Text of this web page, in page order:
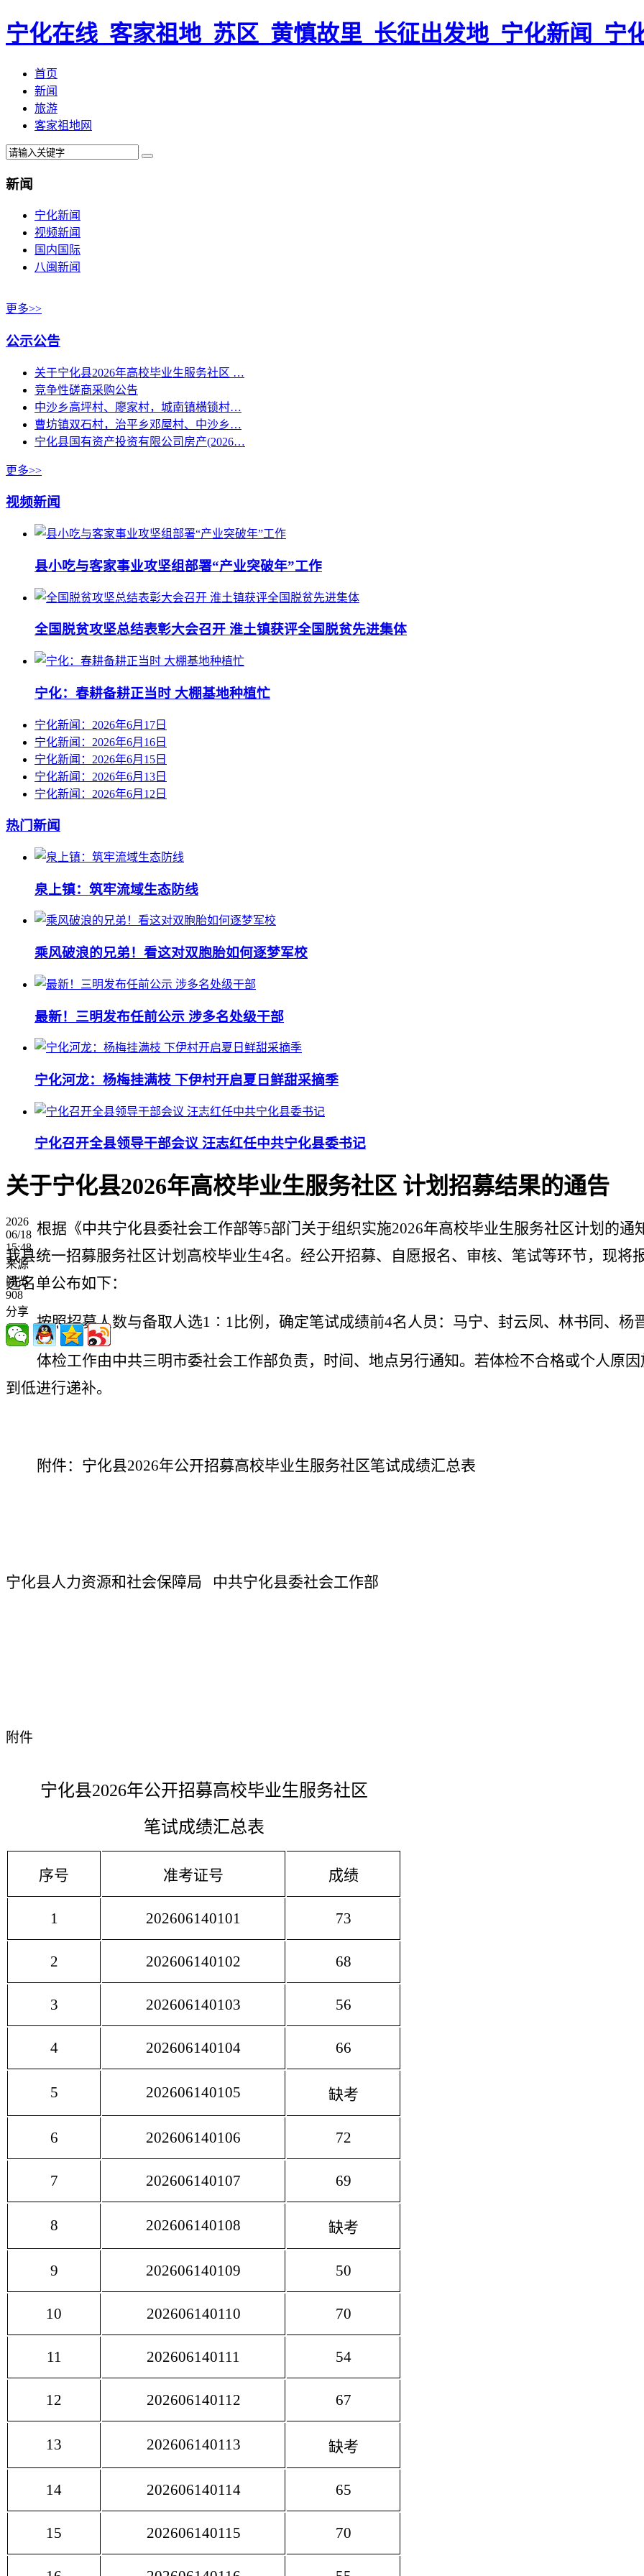
宁化在线_客家祖地_苏区_黄慎故里_长征出发地_宁化新闻_宁
首页
新闻
旅游
客家祖地网
新闻
宁化新闻
视频新闻
国内国际
八闽新闻
更多>>
公示公告
关于宁化县2026年高校毕业生服务社区 …
竞争性磋商采购公告
中沙乡高坪村、廖家村，城南镇横锁村…
曹坊镇双石村，治平乡邓屋村、中沙乡…
宁化县国有资产投资有限公司房产(2026…
更多>>
视频新闻
县小吃与客家事业攻坚组部署“产业突破年”工作
全国脱贫攻坚总结表彰大会召开 淮土镇获评全国脱贫先进集体
宁化：春耕备耕正当时 大棚基地种植忙
宁化新闻：2026年6月17日
宁化新闻：2026年6月16日
宁化新闻：2026年6月15日
宁化新闻：2026年6月13日
宁化新闻：2026年6月12日
热门新闻
泉上镇：筑牢流域生态防线
乘风破浪的兄弟！看这对双胞胎如何逐梦军校
最新！三明发布任前公示 涉多名处级干部
宁化河龙：杨梅挂满枝 下伊村开启夏日鲜甜采摘季
宁化召开全县领导干部会议 汪志红任中共宁化县委书记
关于宁化县2026年高校毕业生服务社区 计划招募结果的通告
2026
06/18
15:48
来源
阅览
908
分享
根据《中共宁化县委社会工作部等5部门关于组织实施2026年高校毕业生服务社区计划的通
我县统一招募服务社区计划高校毕业生4名。经公开招募、自愿报名、审核、笔试等环节，现将
选名单公布如下：
按照招募人数与备取人选1∶1 比例，确定笔试成绩前4名人员：马宁、封云凤、林书同、杨
体检工作由中共三明市委社会工作部负责，时间、地点另行通知。若体检不合格或个人原
到低进行递补。
附件：宁化县2026年公开招募高校毕业生服务社区笔试成绩汇总表
宁化县人力资源和社会保障局 中共宁化县委社会工作部
附件
宁化县2026年公开招募高校毕业生服务社区
笔试成绩汇总表
序号 准考证号 成绩
1 202606140101 73
2 202606140102 68
3 202606140103 56
4 202606140104 66
5 202606140105 缺考
6 202606140106 72
7 202606140107 69
8 202606140108 缺考
9 202606140109 50
10 202606140110 70
11 202606140111 54
12 202606140112 67
13 202606140113 缺考
14 202606140114 65
15 202606140115 70